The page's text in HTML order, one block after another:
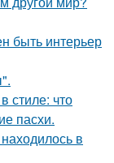
быть интерьер
стиле: что
пасхи.
в